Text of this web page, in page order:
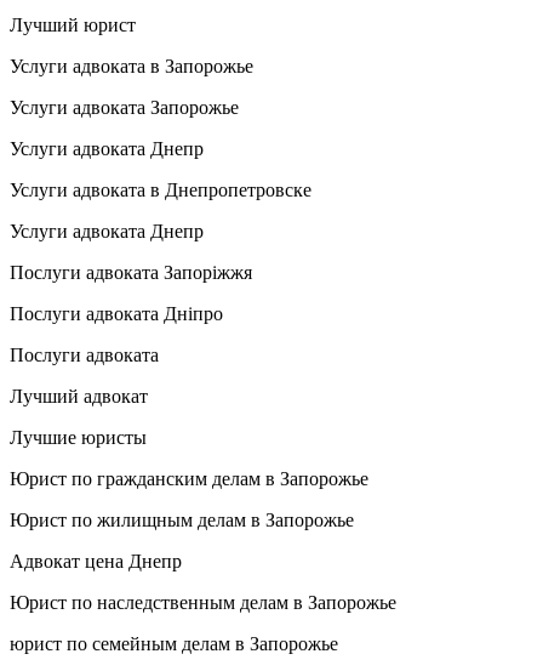
Лучший юрист
Услуги адвоката в Запорожье
Услуги адвоката Запорожье
Услуги адвоката Днепр
Услуги адвоката в Днепропетровске
Услуги адвоката Днепр
Послуги адвоката Запоріжжя
Послуги адвоката Дніпро
Послуги адвоката
Лучший адвокат
Лучшие юристы
Юрист по гражданским делам в Запорожье
Юрист по жилищным делам в Запорожье
Адвокат цена Днепр
Юрист по наследственным делам в Запорожье
юрист по семейным делам в Запорожье